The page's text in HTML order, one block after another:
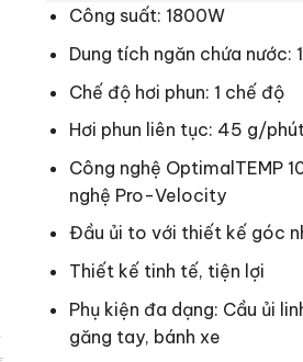
Công suất: 1800W
Dung tích ngăn chứa nước:
Chế độ hơi phun: 1 chế độ
Hơi phun liên tục: 45 g/
Công nghệ OptimalTEMP
nghệ Pro-Velocity
Đầu ủi to với thiết kế góc
Thiết kế tinh tế, tiện lợi
Phụ kiện đa dạng: Cầu ủi
găng tay, bánh xe